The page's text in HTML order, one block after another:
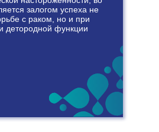
залогом успеха не
с раком, но и при
детородной функции